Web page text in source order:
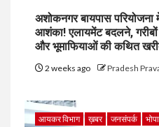
अशोकनगर बायपास परियोजना
आशंका! एलायमेंट बदलने,
और भूमाफियाओं की कथित
2 weeks ago Pradesh
आयकर विभाग ख़बर जनसंपर्क